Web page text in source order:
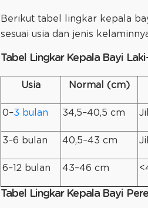
Berikut tabel lingkar kepala
sesuai usia dan jenis
Tabel Lingkar Kepala Bayi
Usia Normal (cm)
0–3 bulan 34,5–40,5 cm
3–6 bulan 40,5–43 cm
6–12 bulan 43–46 cm
Tabel Lingkar Kepala Bayi